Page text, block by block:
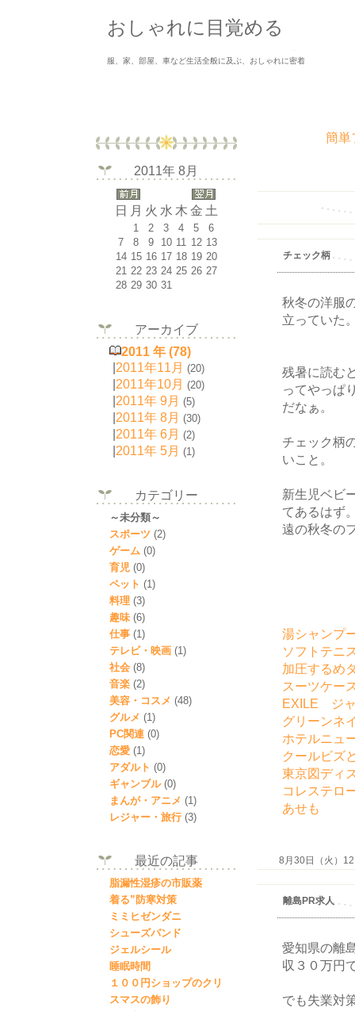
おしゃれに目覚める
服、家、部屋、車など生活全般に及ぶ、おしゃれに密着
2011年 8月
日 月 火 水 木 金 土
1 2 3 4 5
6
7
8 9 10 11 12 13
14 15 16 17 18 19 20
21 22 23 24 25 26 27
28 29 30 31
アーカイブ
2011 年 (78)
2011年11月 (20)
2011年10月 (20)
2011年 9月 (5)
2011年 8月 (30)
2011年 6月 (2)
2011年 5月 (1)
カテゴリー
～未分類～
スポーツ (2)
ゲーム (0)
育児 (0)
ペット (1)
料理 (3)
趣味 (6)
仕事 (1)
テレビ・映画 (1)
社会 (8)
音楽 (2)
美容・コスメ (48)
グルメ (1)
PC関連 (0)
恋愛 (1)
アダルト (0)
ギャンブル (0)
まんが・アニメ (1)
レジャー・旅行 (3)
最近の記事
脂漏性湿疹の市販薬
着る”防寒対策
ミミヒゼンダニ
シューズバンド
ジェルシール
睡眠時間
１００円ショップのクリ
スマスの飾り
簡単
チェック柄
秋冬の洋服
立っていた
残暑に読む
ってやっぱ
だなぁ。
チェック柄
いこと。
新生児ベビ
てあるはず
遠の秋冬の
湯シャンプ
ソフトテニ
加圧するめ
スーツケー
EXILE ジ
グリーンネ
ホテルニュ
クールビズ
東京図ディ
コレステロ
あせも
8月30日（火）
離島PR求人
愛知県の離
収３０万円
でも失業対